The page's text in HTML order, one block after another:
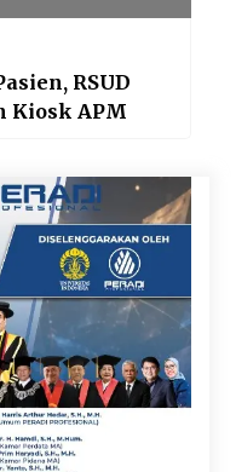
RSUD
Kiosk APM